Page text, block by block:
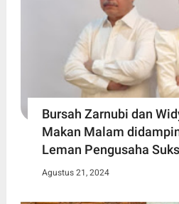
Bursah Zarnubi dan
Makan Malam
Leman Pengusaha
Agustus 21, 2024